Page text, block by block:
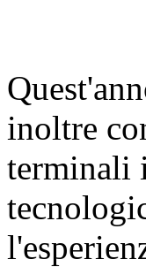
inoltre
terminali